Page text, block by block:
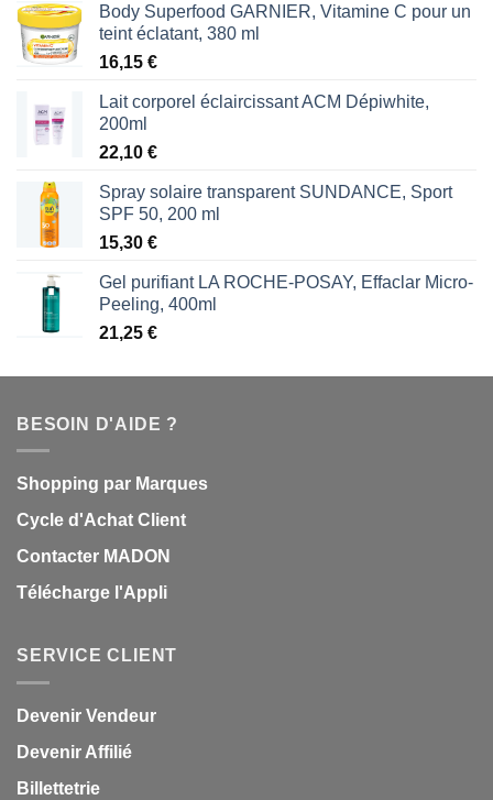
Body Superfood GARNIER, Vitamine C pour un
teint éclatant, 380 ml
16,15 €
Lait corporel éclaircissant ACM Dépiwhite,
200ml
22,10 €
Spray solaire transparent SUNDANCE, Sport
SPF 50, 200 ml
15,30 €
Gel purifiant LA ROCHE-POSAY, Effaclar Micro-
Peeling, 400ml
21,25 €
BESOIN D'AIDE ?
Shopping par Marques
Cycle d'Achat Client
Contacter MADON
Télécharge l'Appli
SERVICE CLIENT
Devenir Vendeur
Devenir Affilié
Billettetrie